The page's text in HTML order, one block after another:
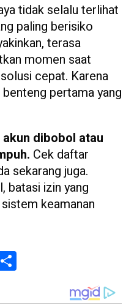
tidak selalu terlihat
paling berisiko
terasa
momen saat
cepat. Karena
pertama yang
dibobol atau
Cek daftar
sekarang juga.
batasi izin yang
keamanan
Line